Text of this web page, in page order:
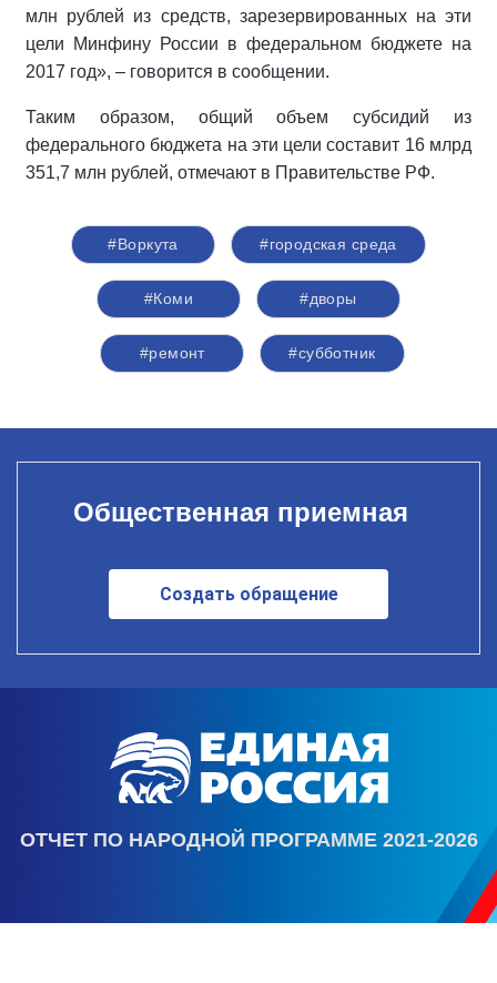
млн рублей из средств, зарезервированных на эти
цели Минфину России в федеральном бюджете на
2017 год», – говорится в сообщении.
Таким образом, общий объем субсидий из
федерального бюджета на эти цели составит 16 млрд
351,7 млн рублей, отмечают в Правительстве РФ.
#Воркута #городская среда
#Коми #дворы
#ремонт #субботник
Общественная приемная
Создать обращение
ОТЧЕТ ПО НАРОДНОЙ ПРОГРАММЕ 2021-2026